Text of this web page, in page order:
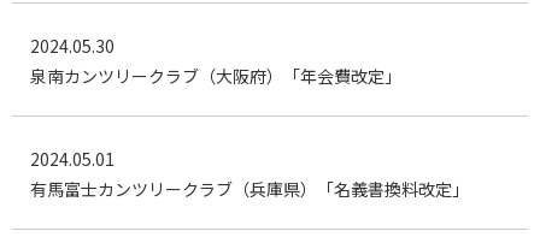
2024.05.30
泉南カンツリークラブ（大阪府）「年会費改定」
2024.05.01
有馬富士カンツリークラブ（兵庫県）「名義書換料改定」